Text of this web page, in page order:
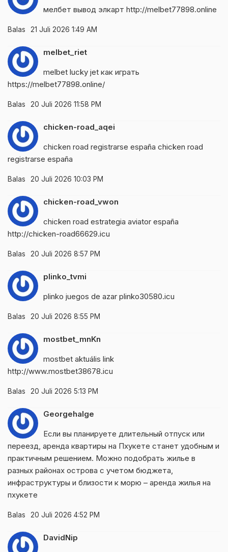
мелбет вывод элкарт http://melbet77898.online
Balas 21 Juli 2026 1:49 AM
melbet_riet
melbet lucky jet как играть
https://melbet77898.online/
Balas 20 Juli 2026 11:58 PM
chicken-road_aqei
chicken road registrarse españa chicken road
registrarse españa
Balas 20 Juli 2026 10:03 PM
chicken-road_vwon
chicken road estrategia aviator españa
http://chicken-road66629.icu
Balas 20 Juli 2026 8:57 PM
plinko_tvmi
plinko juegos de azar plinko30580.icu
Balas 20 Juli 2026 8:55 PM
mostbet_mnKn
mostbet aktuális link
http://www.mostbet38678.icu
Balas 20 Juli 2026 5:13 PM
Georgehalge
Если вы планируете длительный отпуск или
переезд, аренда квартиры на Пхукете станет удобным и
практичным решением. Можно подобрать жилье в
разных районах острова с учетом бюджета,
инфраструктуры и близости к морю – аренда жилья на
пхукете
Balas 20 Juli 2026 4:52 PM
DavidNip